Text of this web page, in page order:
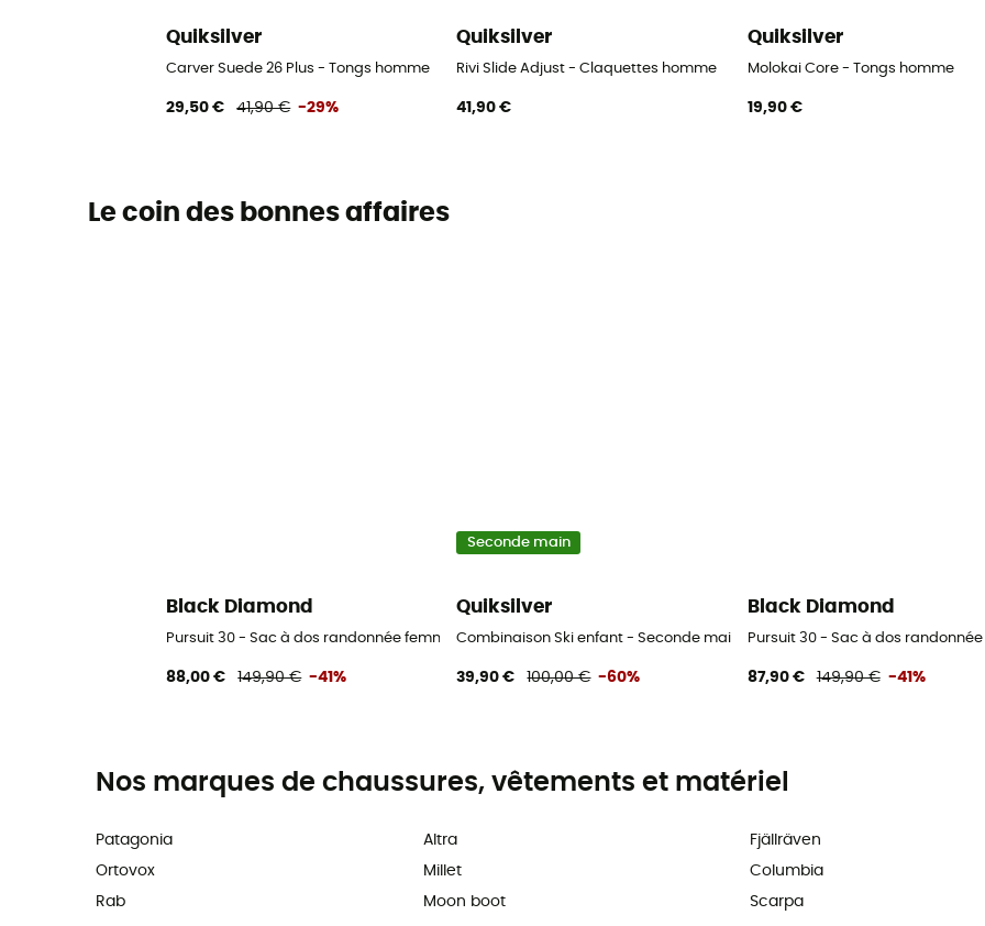
Quiksilver
Carver Suede 26 Plus - Tongs homme
29,50 € 41,90 € -29%
Quiksilver
Rivi Slide Adjust - Claquettes homme
41,90 €
Quiksilver
Molokai Core - Tongs homme
19,90 €
Le coin des bonnes affaires
Black Diamond
Pursuit 30 - Sac à dos randonnée femme
88,00 € 149,90 € -41%
Seconde main
Quiksilver
Combinaison Ski enfant - Seconde main Pantalon ski enfant - Multicolore -
39,90 € 100,00 € -60%
Black Diamond
Pursuit 30 - Sac à dos randonnée
87,90 € 149,90 € -41%
Nos marques de chaussures, vêtements et matériel
Patagonia
Ortovox
Rab
Altra
Millet
Moon boot
Fjällräven
Columbia
Scarpa